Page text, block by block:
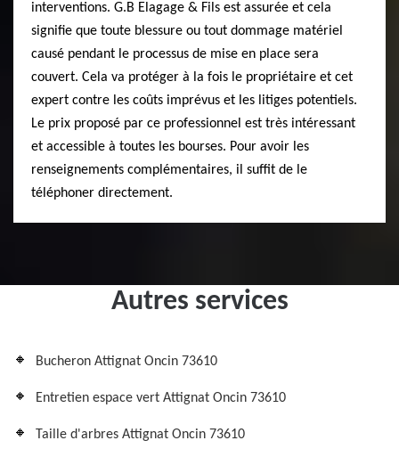
interventions. G.B Elagage & Fils est assurée et cela
signifie que toute blessure ou tout dommage matériel
causé pendant le processus de mise en place sera
couvert. Cela va protéger à la fois le propriétaire et cet
expert contre les coûts imprévus et les litiges potentiels.
Le prix proposé par ce professionnel est très intéressant
et accessible à toutes les bourses. Pour avoir les
renseignements complémentaires, il suffit de le
téléphoner directement.
Autres services
Bucheron Attignat Oncin 73610
Entretien espace vert Attignat Oncin 73610
Taille d'arbres Attignat Oncin 73610